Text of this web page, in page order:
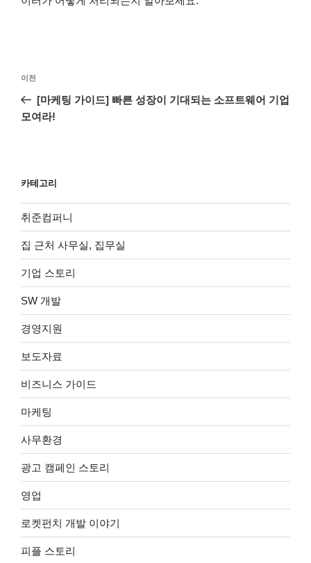
색
이
전
글
이전
[마케팅 가이드] 빠른 성장이 기대되는 소프트웨어 기업
모여라!
카테고리
취준컴퍼니
집 근처 사무실, 집무실
기업 스토리
SW 개발
경영지원
보도자료
비즈니스 가이드
마케팅
사무환경
광고 캠페인 스토리
영업
로켓펀치 개발 이야기
피플 스토리